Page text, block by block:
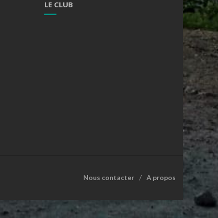
LE CLUB
Nous contacter A propos